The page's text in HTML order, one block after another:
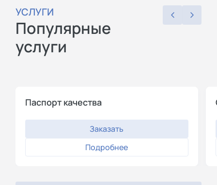
УСЛУГИ
Популярные
услуги
Паспорт качества
Заказать
Подробнее